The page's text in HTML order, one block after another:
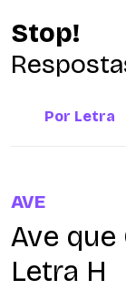
Stop!
Por Letra
AVE
Ave
Letra H